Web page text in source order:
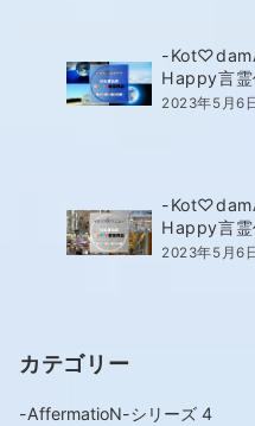
-
Happy言
2023年5月6日
-
Happy言
2023年5月6
カテゴリー
-AffermatioN-シリーズ 4